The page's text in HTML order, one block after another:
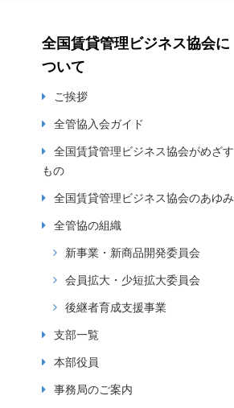
全国賃貸管理ビジネス協会に
ついて
ご挨拶
全管協入会ガイド
全国賃貸管理ビジネス協会がめざす
もの
全国賃貸管理ビジネス協会のあゆみ
全管協の組織
新事業・新商品開発委員会
会員拡大・少短拡大委員会
後継者育成支援事業
支部一覧
本部役員
事務局のご案内